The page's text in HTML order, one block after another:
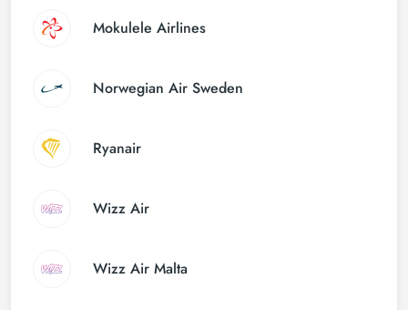
Mokulele Airlines
Norwegian Air Sweden
Ryanair
Wizz Air
Wizz Air Malta